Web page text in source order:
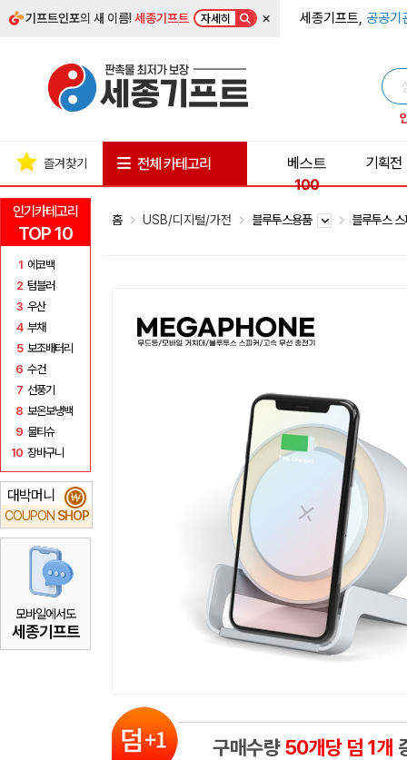
기프트인포의 새 이름!세종기프트 자세히 × 세종기프트, 공공기
인기카테고리
TOP 10
1 에코백
2 텀블러
3 우산
4 부채
5 보조배터리
6 수건
7 선풍기
8 보온보냉백
9 물티슈
10 장바구니
대박머니
COUPON SHOP
₩
모바일에서도
세종기프트
즐겨찾기 전체 카테고리
베스트
100
기획전
홈 USB/디지털/가전 블루투스용품 블루투스
구매수량50개당 덤 1개